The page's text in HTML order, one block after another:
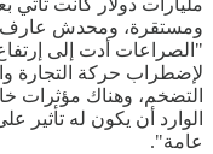
مليارات دولار كانت تأتي
ومستقرة، ومحدش عارف
"الصراعات أدت إلى
لإضطراب حركة التجارة
التضخم، وهناك مؤثرات
الوارد أن يكون له تأثير
عامة".